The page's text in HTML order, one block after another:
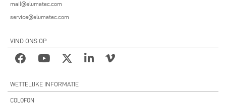
mail@elumatec.com
service@elumatec.com
VIND ONS OP
WETTELIJKE INFORMATIE
COLOFON